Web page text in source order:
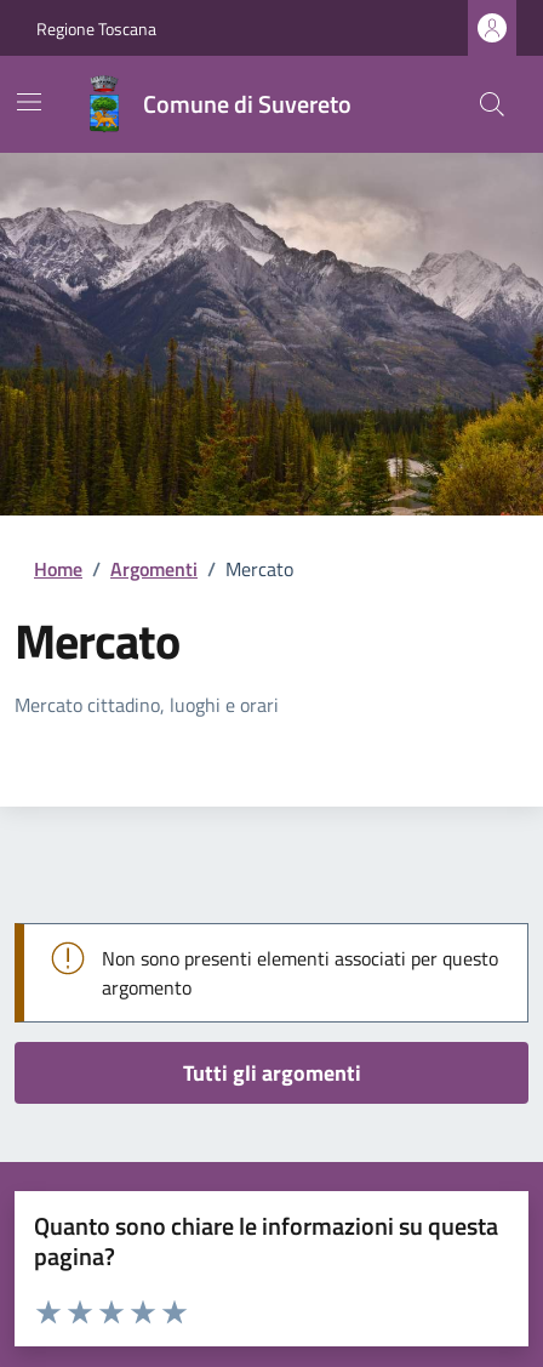
Regione Toscana
Comune di Suvereto
Home / Argomenti / Mercato
Mercato
Dettagli della notizia
Mercato cittadino, luoghi e orari
Non sono presenti elementi associati per questo
argomento
Tutti gli argomenti
Quanto sono chiare le informazioni su questa
pagina?
Valuta da 1 a 5 stelle la pagina
Valuta 5 stelle su 5
Valuta 4 stelle su 5
Valuta 3 stelle su 5
Valuta 2 stelle su 5
Valuta 1 stelle su 5